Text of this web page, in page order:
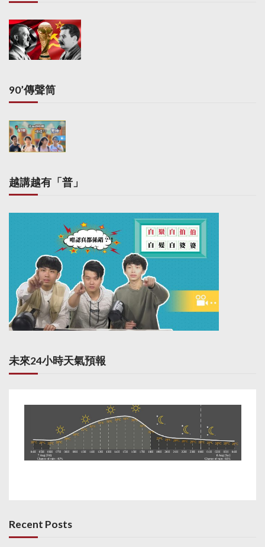
90’傳聲筒
越講越有「普」
未來24小時天氣預報
Recent Posts